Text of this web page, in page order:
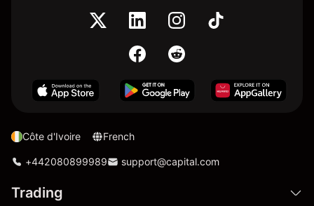
Côte d'Ivoire French
+442080899989 support@capital.com
Trading